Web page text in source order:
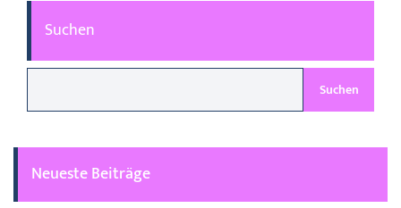
Suchen
Suchen
Neueste Beiträge